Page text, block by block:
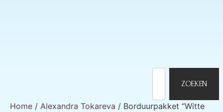
ZOEKEN
Home / Alexandra Tokareva / Borduurpakket “Witte